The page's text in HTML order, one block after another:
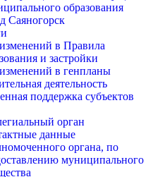
образования
Саяногорск
в Правила
и застройки
в генпланы
деятельность
поддержка субъектов
орган
данные
органа, по
муниципального